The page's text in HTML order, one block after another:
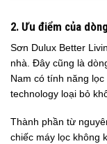
2. Ưu điểm của
Sơn Dulux Better
nhà. Đây cũng là
Nam có tính năng
technology loại bỏ
Thành phần từ
chiếc máy lọc không